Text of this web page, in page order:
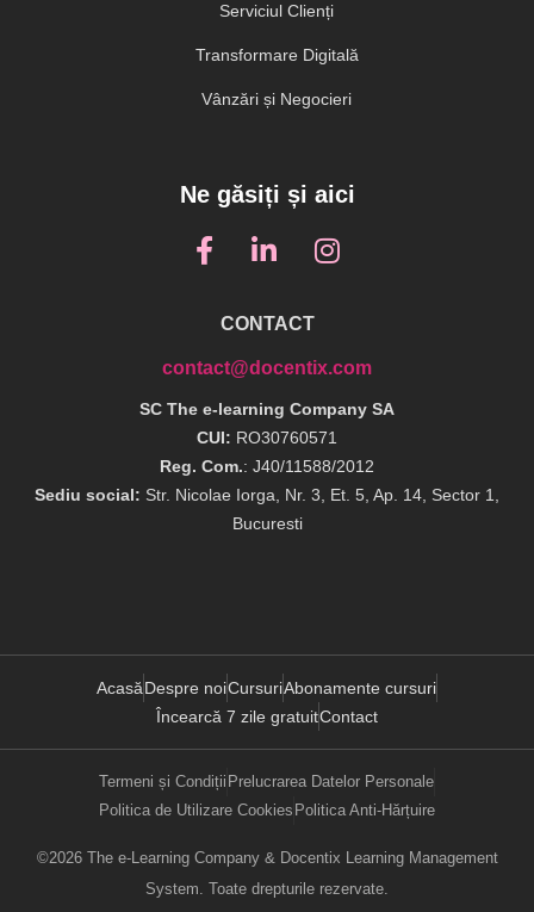
Serviciul Clienți
Transformare Digitală
Vânzări și Negocieri
Ne găsiți și aici
CONTACT
contact@docentix.com
SC The e-learning Company SA
CUI: RO30760571
Reg. Com.: J40/11588/2012
Sediu social: Str. Nicolae Iorga, Nr. 3, Et. 5, Ap. 14, Sector 1,
Bucuresti
AcasăDespre noiCursuriAbonamente cursuri
Încearcă 7 zile gratuitContact
Termeni și Condiții Prelucrarea Datelor Personale
Politica de Utilizare Cookies Politica Anti-Hărțuire
©2026 The e-Learning Company & Docentix Learning Management
System. Toate drepturile rezervate.